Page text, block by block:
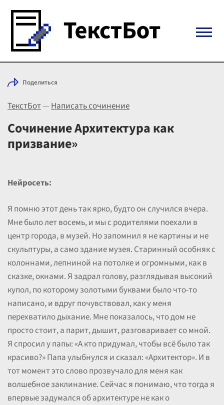
Войти с Telegram
Выбрать режим
Цены
Поделиться
ТекстБот—Написать сочинение
Сочинение Архитектура как
призвание»
Нейросеть:
Я помню этот день так ярко, будто он случился вчера.
Мне было лет восемь, и мы с родителями поехали в
центр города, в музей. Но запомнил я не картины и не
скульптуры, а само здание музея. Старинный особняк с
колоннами, лепниной на потолке и огромными, как в
сказке, окнами. Я задрал голову, разглядывая высокий
купол, по которому золотыми буквами было что-то
написано, и вдруг почувствовал, как у меня
перехватило дыхание. Мне показалось, что дом не
просто стоит, а парит, дышит, разговаривает со мной.
Я спросил у папы: «А кто придумал, чтобы всё было так
красиво?» Папа улыбнулся и сказал: «Архитектор». И в
тот момент это слово прозвучало для меня как
волшебное заклинание. Сейчас я понимаю, что тогда я
впервые задумался об архитектуре не как о